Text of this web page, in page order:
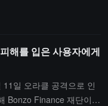
발생했을 때, DeFi 보안
버를 해킹하여 자동화 공
치는 현실적인 위협을 강
산권
해를 입은 사용자에게
일 오라클 공격으로 인
Bonzo Finance 재단이